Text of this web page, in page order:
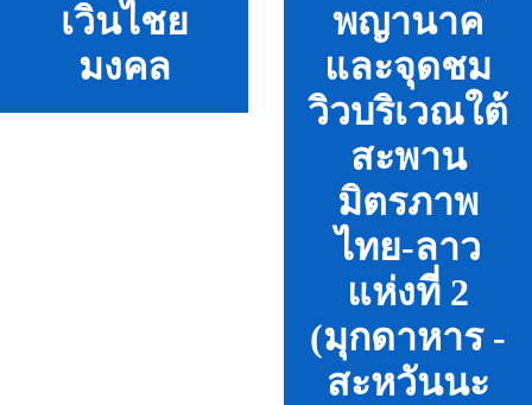
เวินไชย
มงคล
พญานาค
และจุดชม
วิวบริเวณใต้
สะพาน
มิตรภาพ
ไทย-ลาว
แห่งที่ 2
(มุกดาหาร -
สะหวันนะ